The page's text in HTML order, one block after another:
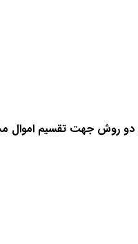
دو روش جهت تقسیم اموال